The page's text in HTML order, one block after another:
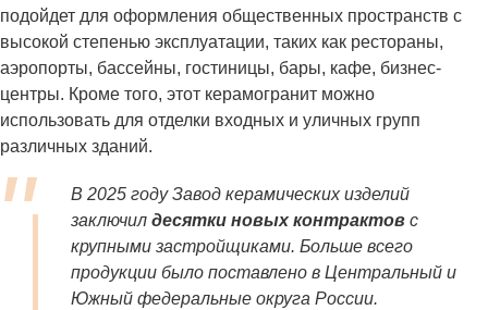
подойдет для оформления общественных пространств с
высокой степенью эксплуатации, таких как рестораны,
аэропорты, бассейны, гостиницы, бары, кафе, бизнес-
центры. Кроме того, этот керамогранит можно
использовать для отделки входных и уличных групп
различных зданий.
В 2025 году Завод керамических изделий
заключил десятки новых контрактов с
крупными застройщиками. Больше всего
продукции было поставлено в Центральный и
Южный федеральные округа России.